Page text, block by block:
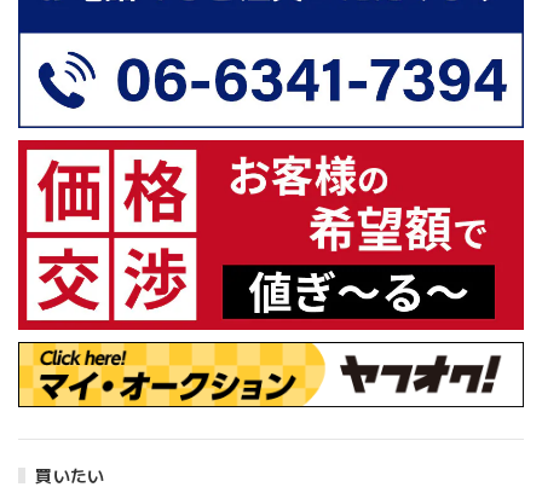
買いたい